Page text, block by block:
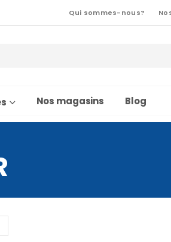
Qui sommes-nous?
Nos magasins Blog